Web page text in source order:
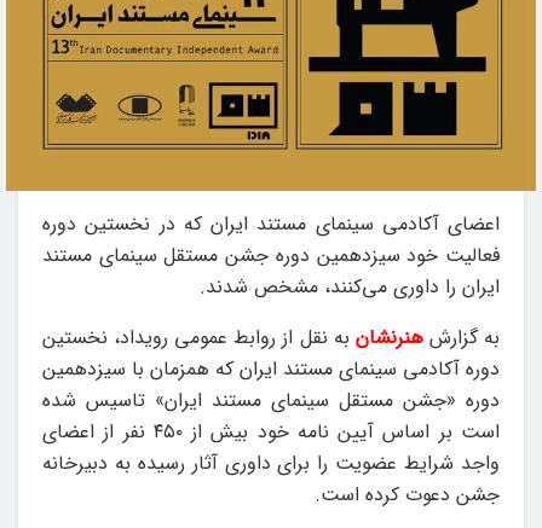
اعضای آکادمی سینمای مستند ایران که در نخستین دوره
فعالیت خود سیزدهمین دوره جشن مستقل سینمای مستند
ایران را داوری می‌کنند، مشخص شدند.
به گزارشهنرنشان به نقل از روابط عمومی رویداد، نخستین
دوره آکادمی سینمای مستند ایران که همزمان با سیزدهمین
دوره «جشن مستقل سینمای مستند ایران» تاسیس شده
است بر اساس آیین نامه خود بیش از ۴۵۰ نفر از اعضای
واجد شرایط عضویت را برای داوری آثار رسیده به دبیرخانه
جشن دعوت کرده است.